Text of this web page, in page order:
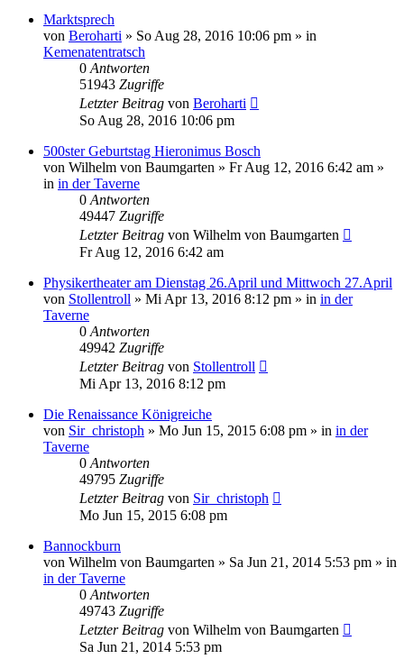
Marktsprech
von Beroharti » So Aug 28, 2016 10:06 pm » in
Kemenatentratsch
0 Antworten
51943 Zugriffe
Letzter Beitrag von Beroharti
So Aug 28, 2016 10:06 pm
500ster Geburtstag Hieronimus Bosch
von Wilhelm von Baumgarten » Fr Aug 12, 2016 6:42 am »
in in der Taverne
0 Antworten
49447 Zugriffe
Letzter Beitrag von Wilhelm von Baumgarten
Fr Aug 12, 2016 6:42 am
Physikertheater am Dienstag 26.April und Mittwoch 27.April
von Stollentroll » Mi Apr 13, 2016 8:12 pm » in in der
Taverne
0 Antworten
49942 Zugriffe
Letzter Beitrag von Stollentroll
Mi Apr 13, 2016 8:12 pm
Die Renaissance Königreiche
von Sir_christoph » Mo Jun 15, 2015 6:08 pm » in in der
Taverne
0 Antworten
49795 Zugriffe
Letzter Beitrag von Sir_christoph
Mo Jun 15, 2015 6:08 pm
Bannockburn
von Wilhelm von Baumgarten » Sa Jun 21, 2014 5:53 pm » in
in der Taverne
0 Antworten
49743 Zugriffe
Letzter Beitrag von Wilhelm von Baumgarten
Sa Jun 21, 2014 5:53 pm